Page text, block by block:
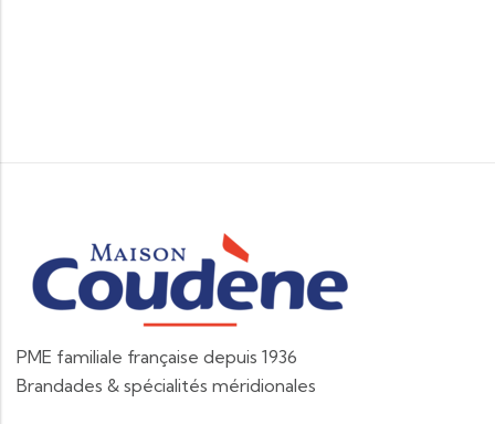
PME familiale française depuis 1936
Brandades & spécialités méridionales